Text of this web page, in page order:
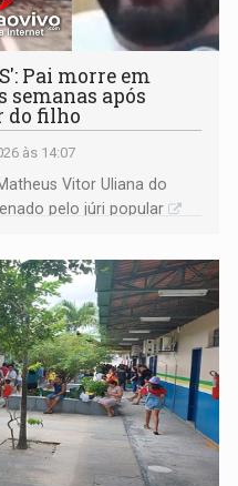
Pai morre em
semanas após
do filho
às 14:07
Vitor Uliana do
pelo júri popular